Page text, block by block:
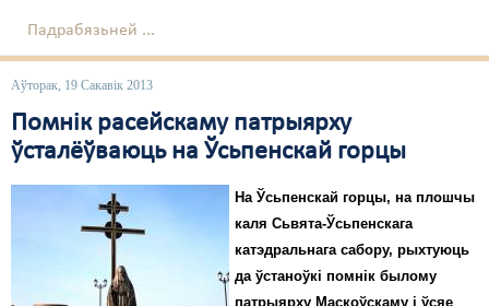
Падрабязьней ...
Аўторак, 19 Сакавік 2013
Помнік расейскаму патрыярху
ўсталёўваюць на Ўсьпенскай горцы
На Ўсьпенскай горцы, на плошчы
каля Сьвята-Ўсьпенскага
катэдральнага сабору, рыхтуюць
да ўстаноўкі помнік былому
патрыярху Маскоўскаму і ўсяе